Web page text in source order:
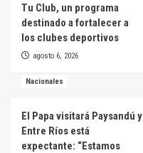
Tu Club, un programa
destinado a fortalecer a
los clubes deportivos
agosto 6, 2026
Nacionales
El Papa visitará Paysandú y
Entre Ríos está
expectante: “Estamos